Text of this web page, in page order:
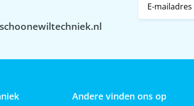
Andere vinden ons op